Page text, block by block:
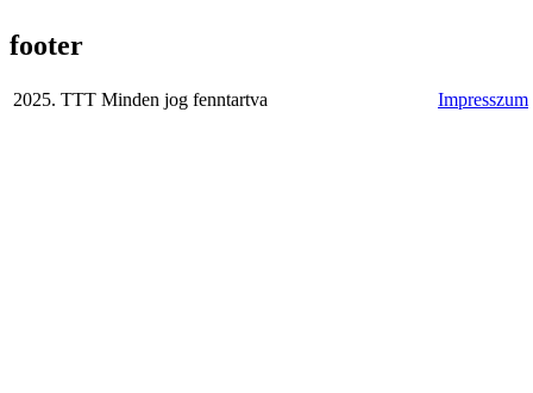
footer
2025. TTT Minden jog fenntartva Impresszum